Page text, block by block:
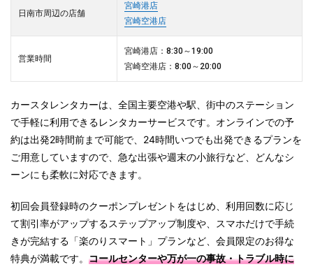
日南市周辺の店舗
宮崎港店
宮崎空港店
営業時間
宮崎港店：8:30～19:00
宮崎空港店：8:00～20:00
カースタレンタカーは、全国主要空港や駅、街中のステーション
で手軽に利用できるレンタカーサービスです。オンラインでの予
約は出発2時間前まで可能で、24時間いつでも出発できるプランを
ご用意していますので、急な出張や週末の小旅行など、どんなシ
ーンにも柔軟に対応できます。
初回会員登録時のクーポンプレゼントをはじめ、利用回数に応じ
て割引率がアップするステップアップ制度や、スマホだけで手続
きが完結する「楽のりスマート」プランなど、会員限定のお得な
特典が満載です。 コールセンターや万が一の事故・トラブル時に